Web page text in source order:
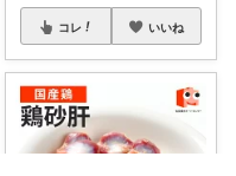
コレ いいね